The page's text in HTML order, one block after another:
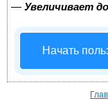
— Увеличивает
Начать